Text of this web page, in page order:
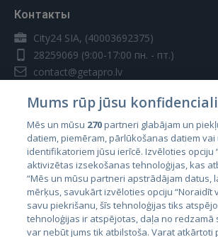
Контакты
City24 SIA, (40003692375)
28259069 (9:00-17:00 пн. - пт.)
contact@getapro.lv
Страны
Эстония
Латвия
Литва
Mums rūp jūsu
Mēs un mūsu 270partneri glabājam un
datiem, piemēram, pārlūkošanas datiem
identifikatoriem jūsu ierīcē. Izvēloties opciju
aktivizētas izsekošanas tehnoloģijas, kas
“Mēs un mūsu partneri apstrādājam datus,
mērķus, savukārt izvēloties opciju “Noraidīt
savu piekrišanu, šīs tehnoloģijas tiks
tehnoloģijas ir atspējotas, daļa no redzamā
var nebūt jums tik atbilstoša. Varat atkārtoti